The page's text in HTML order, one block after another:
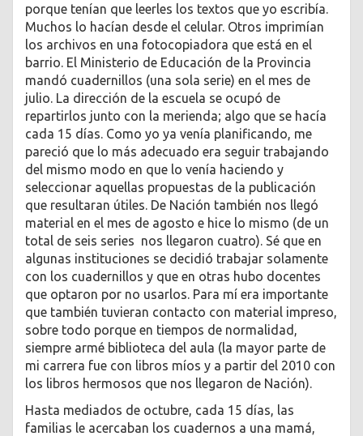
porque tenían que leerles los textos que yo escribía.
Muchos lo hacían desde el celular. Otros imprimían
los archivos en una fotocopiadora que está en el
barrio. El Ministerio de Educación de la Provincia
mandó cuadernillos (una sola serie) en el mes de
julio. La dirección de la escuela se ocupó de
repartirlos junto con la merienda; algo que se hacía
cada 15 días. Como yo ya venía planificando, me
pareció que lo más adecuado era seguir trabajando
del mismo modo en que lo venía haciendo y
seleccionar aquellas propuestas de la publicación
que resultaran útiles. De Nación también nos llegó
material en el mes de agosto e hice lo mismo (de un
total de seis series nos llegaron cuatro). Sé que en
algunas instituciones se decidió trabajar solamente
con los cuadernillos y que en otras hubo docentes
que optaron por no usarlos. Para mí era importante
que también tuvieran contacto con material impreso,
sobre todo porque en tiempos de normalidad,
siempre armé biblioteca del aula (la mayor parte de
mi carrera fue con libros míos y a partir del 2010 con
los libros hermosos que nos llegaron de Nación).
Hasta mediados de octubre, cada 15 días, las
familias le acercaban los cuadernos a una mamá,